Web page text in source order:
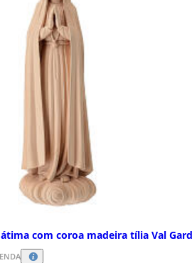
com coroa madeira tília Val